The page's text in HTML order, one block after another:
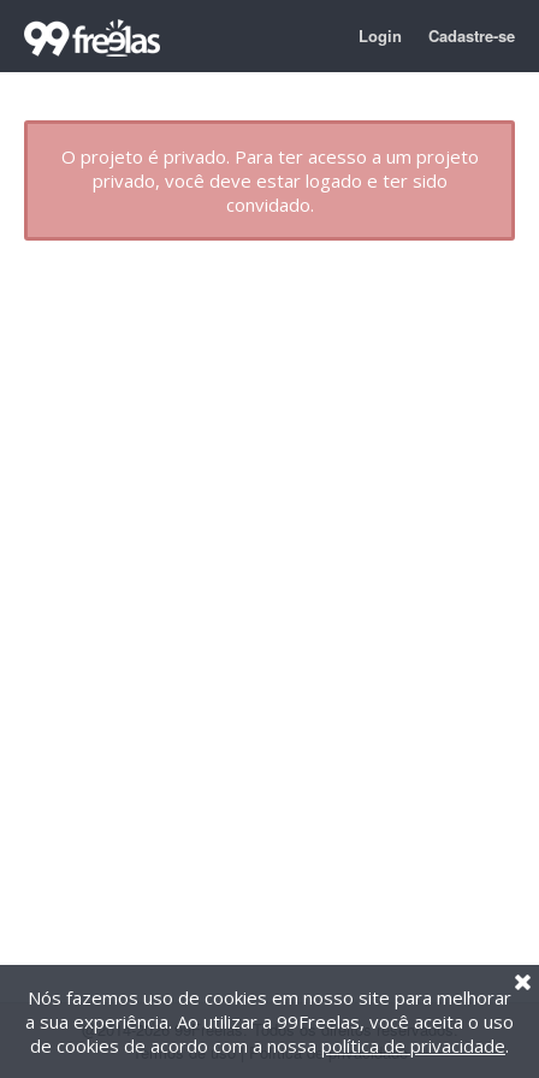
Login Cadastre-se
O projeto é privado. Para ter acesso a um projeto
privado, você deve estar logado e ter sido
convidado.
@2014-2026 99Freelas. Todos os direitos reservados.
Termos de uso| Política de privacidade
Nós fazemos uso de cookies em nosso site para melhorar
a sua experiência. Ao utilizar a 99Freelas, você aceita o uso
de cookies de acordo com a nossa política de privacidade.